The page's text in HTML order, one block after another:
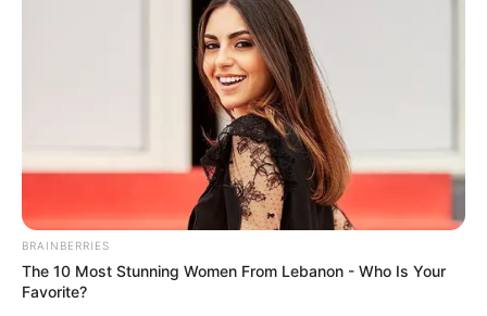
BRAINBERRIES
The 10 Most Stunning Women From Lebanon - Who Is Your
Favorite?